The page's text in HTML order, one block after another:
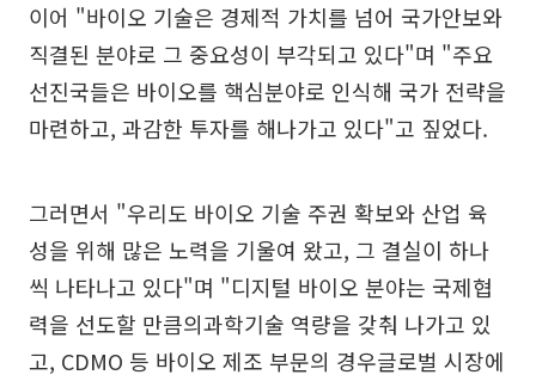
이어 "바이오 기술은 경제적 가치를 넘어 국가안보와
직결된 분야로 그 중요성이 부각되고 있다"며 "주요
선진국들은 바이오를 핵심분야로 인식해 국가 전략을
마련하고, 과감한 투자를 해나가고 있다"고 짚었다.
그러면서 "우리도 바이오 기술 주권 확보와 산업 육
성을 위해 많은 노력을 기울여 왔고, 그 결실이 하나
씩 나타나고 있다"며 "디지털 바이오 분야는 국제협
력을 선도할 만큼의과학기술 역량을 갖춰 나가고 있
고, CDMO 등 바이오 제조 부문의 경우글로벌 시장에